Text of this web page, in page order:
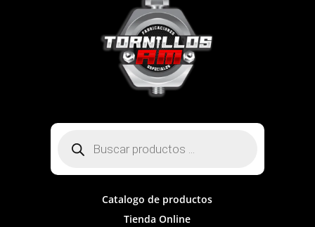
productos
Catalogo de productos
Tienda Online